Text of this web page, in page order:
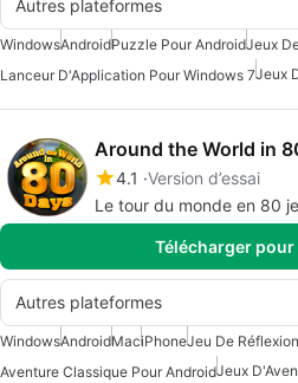
Autres plateformes
WindowsAndroidPuzzle Pour AndroidJeux
Lanceur D'Application Pour Windows 7Jeux
Around the World in
4.1 Version d’essai
Le tour du monde en 80
Télécharger
Autres plateformes
WindowsAndroidMaciPhoneJeu De
Aventure Classique Pour AndroidJeux